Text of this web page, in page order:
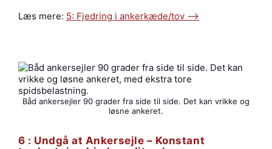
Læs mere: 5: Fjedring i ankerkæde/tov —->
Båd ankersejler 90 grader fra side til side. Det kan vrikke og
løsne ankeret.
6 : Undgå at Ankersejle – Konstant